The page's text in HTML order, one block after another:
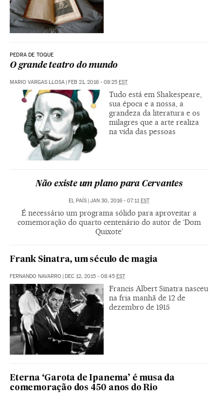
PEDRA DE TOQUE
O grande teatro do mundo
MARIO VARGAS LLOSA | FEB 21, 2016 - 08:25 EST
Tudo está em Shakespeare,
sua época e a nossa, a
grandeza da literatura e os
milagres que a arte realiza
na vida das pessoas
Não existe um plano para Cervantes
EL PAÍS | JAN 30, 2016 - 07:11EST
É necessário um programa sólido para aproveitar a
comemoração do quarto centenário do autor de ‘Dom
Quixote’
Frank Sinatra, um século de magia
FERNANDO NAVARRO | DEC 12, 2015 - 08:45 EST
Francis Albert Sinatra nasceu
na fria manhã de 12 de
dezembro de 1915
Eterna ‘Garota de Ipanema’ é musa da
comemoração dos 450 anos do Rio